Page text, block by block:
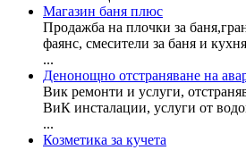
Магазин баня плюс
Продажба на плочки за
фаянс, смесители за баня и
...
Денонощно отстраняване на
Вик ремонти и услуги,
ВиК инсталации, услуги от
...
Козметика за кучета